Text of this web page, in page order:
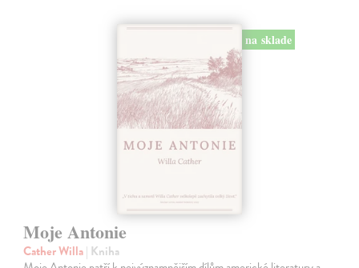
na sklade
Moje Antonie
Cather Willa| Kniha